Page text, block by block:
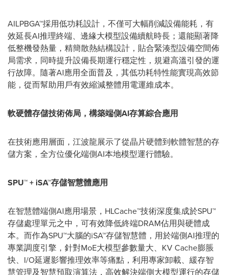
AILPBGA™採用低功耗設計，不僅可大幅削減設備能耗，有
效延長AI推理終端、邊緣大模型設備續航時長；還能顯著降
低整機發熱量，精簡散熱結構設計，貼合緊湊型設備空間佈
局需求，同時提升設備長期運行穩定性，規避高溫引發的運
行故障。隨著AI應用全面普及，其低功耗特性能實現高效節
能，從而幫助用戶有效縮減整體用電運維成本。
軟硬體存儲技術佈局，構築端側AI存算綜合應用
在技術應用層面，江波龍展示了從晶片硬體到軟體智慧的存
儲方案，全方位優化端側AI本地模型運行體驗。
SPU™ + iSA™存儲智慧體應用
在智慧體端側AI應用場景，HLCache™技術深度集成於SPU™
存儲處理單元之中，可有效降低終端DRAM佔用與硬體成
本。而作為SPU™大腦的iSA™存儲智慧體，用於端側AI推理的
專業調度引擎，針對MoE大模型參數量大、KV Cache膨脹
快、I/O延遲影響推理效率等痛點，利用專家卸載、緩存智
慧管理及智慧預取演算法，高效解決端側大模型運行的存儲